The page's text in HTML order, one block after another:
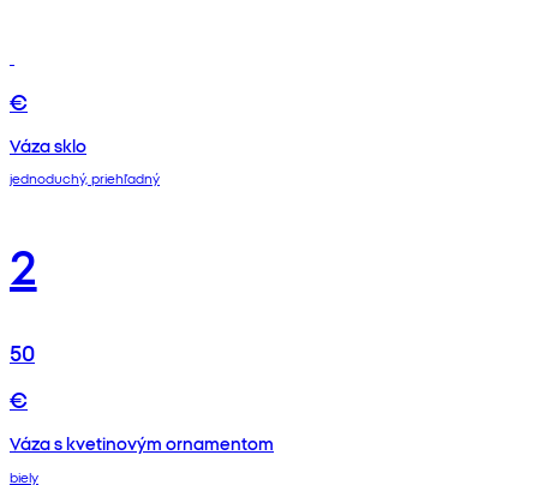
€
Váza sklo
jednoduchý, priehľadný
2
50
€
Váza s kvetinovým ornamentom
biely